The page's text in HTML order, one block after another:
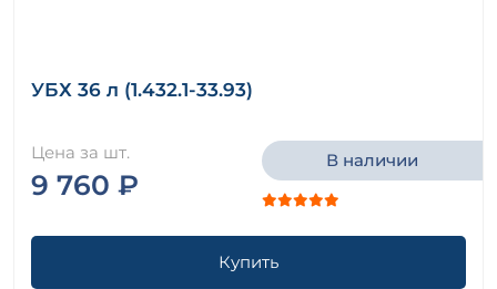
УБХ 36 л (1.432.1-33.93)
Цена за шт.
9 760 ₽
В наличии
Купить